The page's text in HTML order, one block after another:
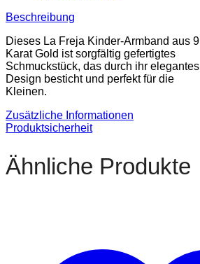
Beschreibung
Dieses La Freja Kinder-Armband aus 9
Karat Gold ist sorgfältig gefertigtes
Schmuckstück, das durch ihr elegantes
Design besticht und perfekt für die
Kleinen.
Zusätzliche Informationen
Produktsicherheit
Ähnliche Produkte